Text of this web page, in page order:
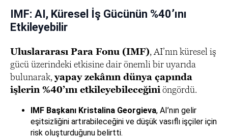
IMF: AI, Küresel İş Gücünün %40’ını
Etkileyebilir
Uluslararası Para Fonu (IMF), AI’nın küresel iş
gücü üzerindeki etkisine dair önemli bir uyarıda
bulunarak,yapay zekânın dünya çapında
işlerin %40’ını etkileyebileceğini öngördü.
IMF Başkanı Kristalina Georgieva, AI’nın gelir
eşitsizliğini artırabileceğini ve düşük vasıflı işçiler için
risk oluşturduğunu belirtti.